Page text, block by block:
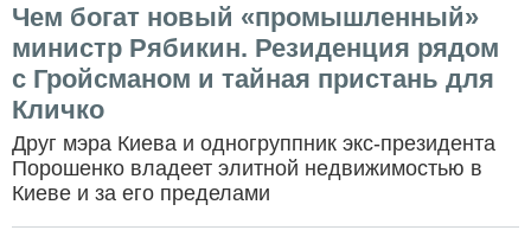
Чем богат новый «промышленный»
министр Рябикин. Резиденция рядом
с Гройсманом и тайная пристань для
Кличко
Друг мэра Киева и одногруппник экс-президента
Порошенко владеет элитной недвижимостью в
Киеве и за его пределами